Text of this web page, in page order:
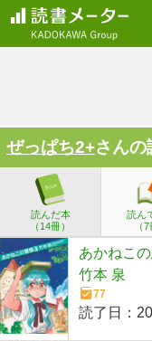
ぜっぱち2+さんの
読んだ本
（14冊）
読ん
（7
あかねこ
竹本 泉
77
読了日：